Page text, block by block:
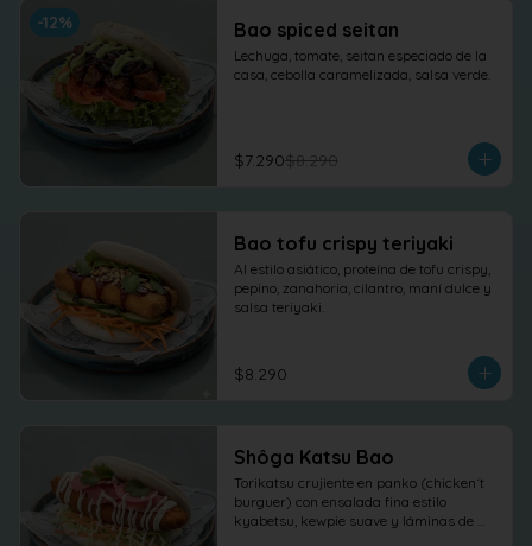
-12% Bao spiced seitan
Lechuga, tomate, seitan especiado de la
casa, cebolla caramelizada, salsa verde.
$7.290$8.290
Bao tofu crispy teriyaki
Al estilo asiático, proteína de tofu crispy,
pepino, zanahoria, cilantro, maní dulce y
salsa teriyaki.
$8.290
Shôga Katsu Bao
Torikatsu crujiente en panko (chicken´t
burguer) con ensalada fina estilo
kyabetsu, kewpie suave y láminas de